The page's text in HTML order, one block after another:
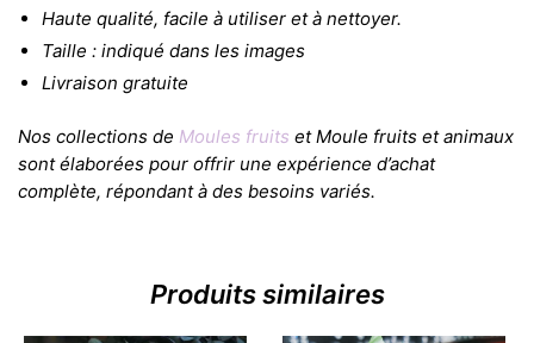
Haute qualité, facile à utiliser et à nettoyer.
Taille : indiqué dans les images
Livraison gratuite
Nos collections de Moules fruits et Moule fruits et animaux
sont élaborées pour offrir une expérience d’achat
complète, répondant à des besoins variés.
Produits similaires